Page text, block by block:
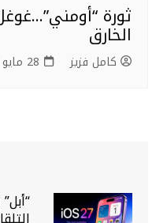
ثورة
الخارق
كامل فزيز 28 مايو 2026